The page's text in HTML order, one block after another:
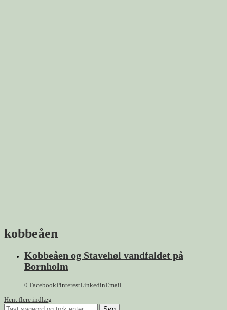
kobbeåen
Kobbeåen og Stavehøl vandfaldet på
Bornholm
0 FacebookPinterestLinkedinEmail
Hent flere indlæg